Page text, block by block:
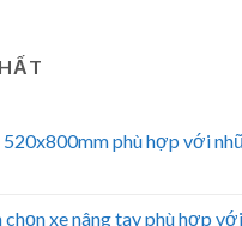
520x800mm phù hợp với
xe nâng tay phù hợp